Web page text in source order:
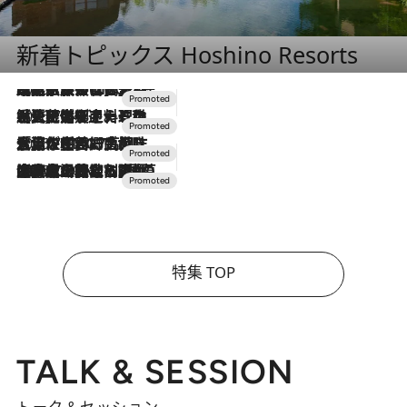
新着トピックス Hoshino Resorts
2026.7.31
【ホテル帰省】という選択肢をOMOが提案。家族とほどよい距離を保つには「昼は実家、夜は気兼ねなくホテルで！」
2026.7.24
【夏限定ディナーコース】旬を迎える稚鮎や花ズッキーニなどをイタリア・トスカーナの郷土料理の手法で満喫！
2026.7.17
「土佐和ハーブかき氷」がOMO7高知に登場！生姜、山椒、大葉など目にも舌にも涼を呼ぶ郷土の味
2026.7.10
NEW OPEN！【界 草津】名湯の地に誕生。趣の異なる2種の温泉と上州ならではの会席・蕎麦割烹など美食を味わう究極の癒やし旅
特集 TOP
TALK & SESSION